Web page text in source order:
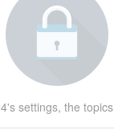
settings, the